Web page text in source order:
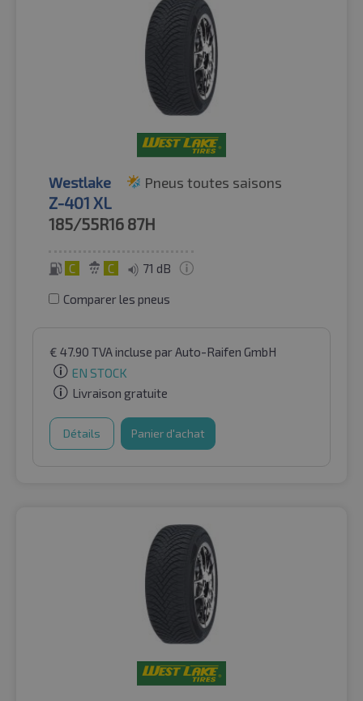
Westlake Pneus toutes saisons
Z-401 XL
185/55R16 87H
C C 71 dB
Comparer les pneus
€ 47.90 TVA incluse par Auto-Raifen GmbH
EN STOCK
Livraison gratuite
Détails Panier d'achat